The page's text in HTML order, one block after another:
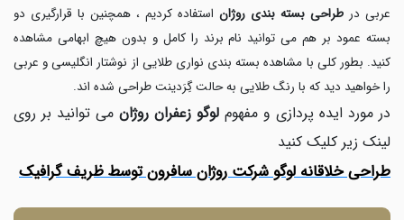
عربی در طراحی بسته بندی روژان استفاده کردیم ، همچنین با قرارگیری دو
بسته عمود بر هم می توانید نام برند را کامل و بدون هیچ ابهامی مشاهده
کنید. بطور کلی با مشاهده بسته بندی نواری طلایی از نوشتار انگلیسی و عربی
را خواهید دید که با رنگ طلایی به حالت گِرَدینت طراحی شده اند.
در مورد ایده پردازی و مفهوم لوگو زعفران روژان می توانید بر روی
لینک زیر کلیک کنید
طراحی خلاقانه لوگو شرکت روژان سافرون توسطظریف گرافیک